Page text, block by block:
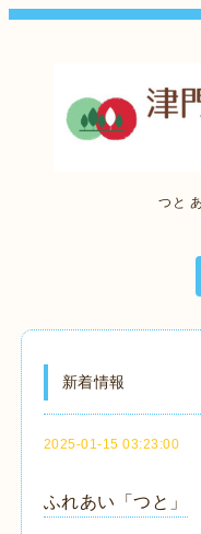
つと
新着情報
2025-01-15 03:23:00
ふれあい「つと」